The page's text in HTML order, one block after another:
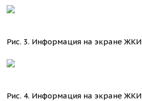
Рис. 3. Информация на экране ЖКИ
Рис. 4. Информация на экране ЖКИ